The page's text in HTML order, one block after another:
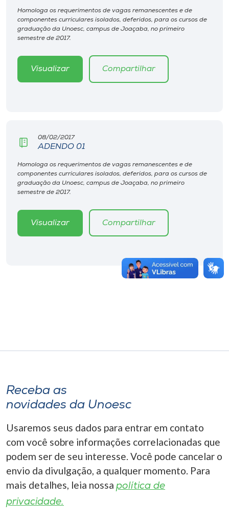
o idioma
Homologa os requerimentos de vagas remanescentes e de
componentes curriculares isolados, deferidos, para os cursos de
graduação da Unoesc, campus de Joaçaba, no primeiro
semestre de 2017.
Visualizar Compartilhar
08/02/2017
ADENDO 01
Homologa os requerimentos de vagas remanescentes e de
componentes curriculares isolados, deferidos, para os cursos de
graduação da Unoesc, campus de Joaçaba, no primeiro
semestre de 2017.
Visualizar Compartilhar
Receba as
novidades da Unoesc
Usaremos seus dados para entrar em contato
com você sobre informações correlacionadas que
podem ser de seu interesse. Você pode cancelar o
envio da divulgação, a qualquer momento. Para
mais detalhes, leia nossa política de
privacidade.